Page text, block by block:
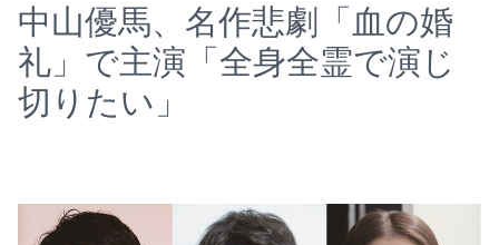
中山優馬、名作悲劇「血の婚
礼」で主演「全身全霊で演じ
切りたい」